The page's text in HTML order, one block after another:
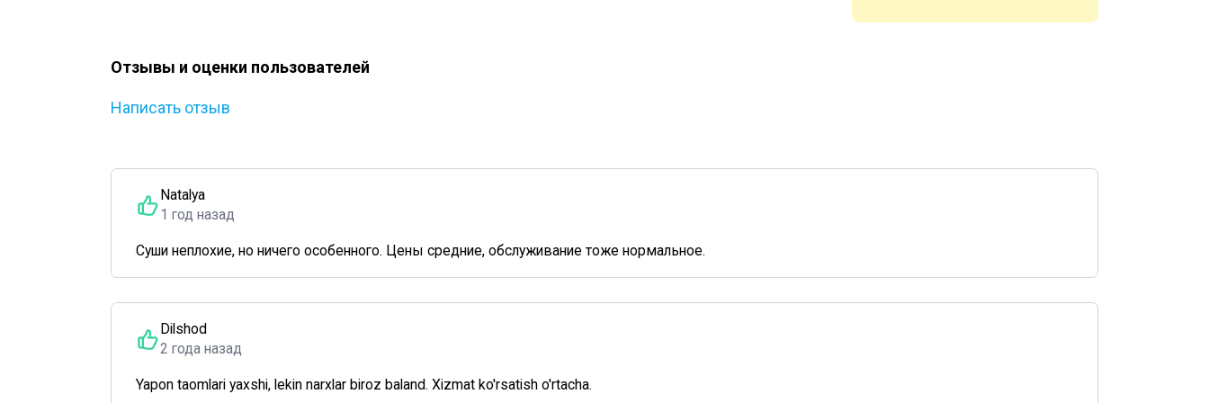
Отзывы и оценки пользователей
Написать отзыв
Natalya
1 год назад
Суши неплохие, но ничего особенного. Цены средние, обслуживание тоже нормальное.
Dilshod
2 года назад
Yapon taomlari yaxshi, lekin narxlar biroz baland. Xizmat ko'rsatish o'rtacha.